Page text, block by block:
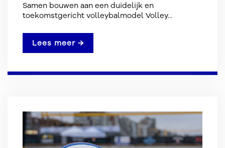
Samen bouwen aan een duidelijk en
toekomstgericht volleybalmodel Volley...
Lees meer →